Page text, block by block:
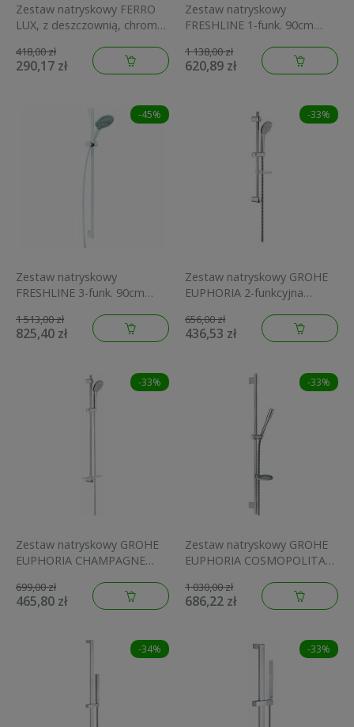
Zestaw natryskowy FERRO
LUX, z deszczownią, chrom
418,00 zł
290,17 zł
Zestaw natryskowy
FRESHLINE 1-funk. 90cm
00
1 138,00 zł
620,89 zł
-45%
Zestaw natryskowy
FRESHLINE 3-funk. 90cm
00
1 513,00 zł
825,40 zł
-33%
Zestaw natryskowy GROHE
EUPHORIA 2-funkcyjna
chrom 27232001
656,00 zł
436,53 zł
-33%
Zestaw natryskowy GROHE
EUPHORIA CHAMPAGNE
699,00 zł
465,80 zł
-33%
Zestaw natryskowy GROHE
EUPHORIA COSMOPOLITAN
1 030,00 zł
686,22 zł
-34% -33%